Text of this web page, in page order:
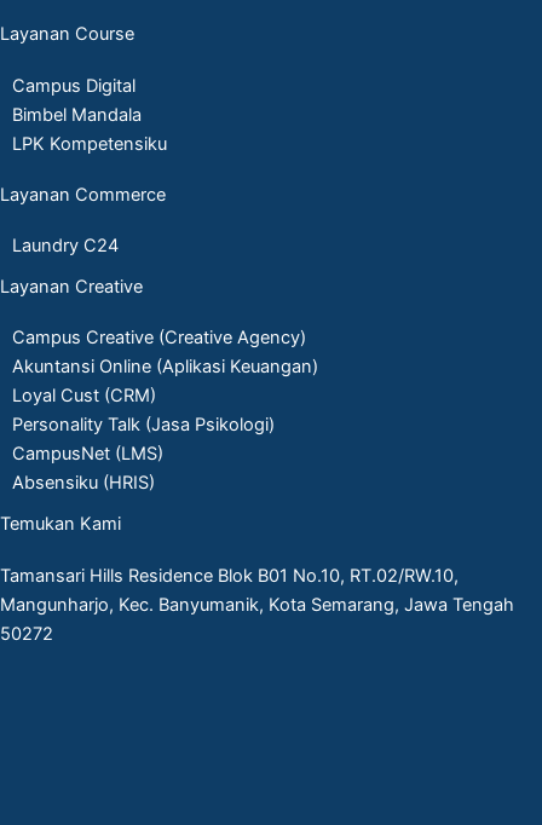
Layanan Course
Campus Digital
Bimbel Mandala
LPK Kompetensiku
Layanan Commerce
Laundry C24
Layanan Creative
Campus Creative (Creative Agency)
Akuntansi Online (Aplikasi Keuangan)
Loyal Cust (CRM)
Personality Talk (Jasa Psikologi)
CampusNet (LMS)
Absensiku (HRIS)
Temukan Kami
Tamansari Hills Residence Blok B01 No.10, RT.02/RW.10,
Mangunharjo, Kec. Banyumanik, Kota Semarang, Jawa Tengah
50272